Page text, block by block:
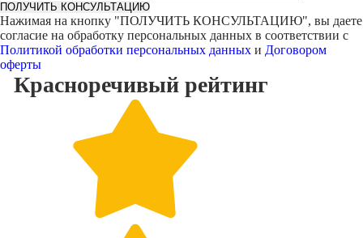
ПОЛУЧИТЬ КОНСУЛЬТАЦИЮ
Нажимая на кнопку "ПОЛУЧИТЬ КОНСУЛЬТАЦИЮ", вы даете
согласие на обработку персональных данных в соответствии с
Политикой обработки персональных данных и Договором
оферты
Красноречивый рейтинг